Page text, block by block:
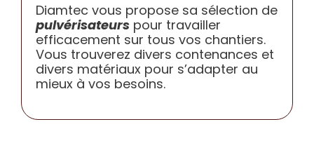
CONTACT
Diamtec vous propose sa sélection de
pulvérisateurs pour travailler
efficacement sur tous vos chantiers.
Vous trouverez divers contenances et
divers matériaux pour s’adapter au
mieux à vos besoins.